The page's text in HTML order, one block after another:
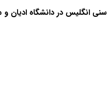
انگلیس در دانشگاه ادیان